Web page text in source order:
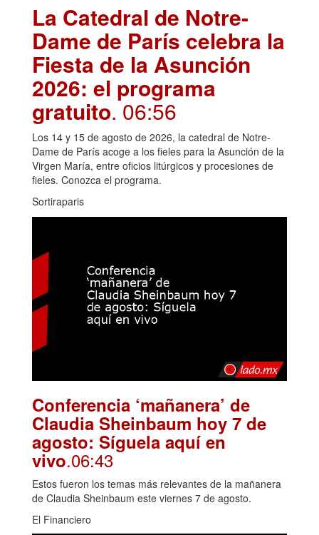
La Catedral de Notre-
Dame de París celebra la
Fiesta de la Asunción
2026: el programa
gratuito. 06:56
Los 14 y 15 de agosto de 2026, la catedral de Notre-
Dame de París acoge a los fieles para la Asunción de la
Virgen María, entre oficios litúrgicos y procesiones de
fieles. Conozca el programa.
Sortiraparis
Conferencia ‘mañanera’ de
Claudia Sheinbaum hoy 7 de
agosto: Síguela aquí en
vivo.06:43
Estos fueron los temas más relevantes de la mañanera
de Claudia Sheinbaum este viernes 7 de agosto.
El Financiero